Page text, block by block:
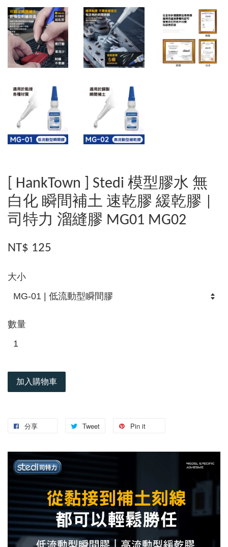
[ HankTown ] Stedi 模型膠水 無
白化 瞬間補土 速乾膠 緩乾膠 |
司特力 溜縫膠 MG01 MG02
NT$ 125
大小
數量
加入購物車
分享 Tweet Pin it